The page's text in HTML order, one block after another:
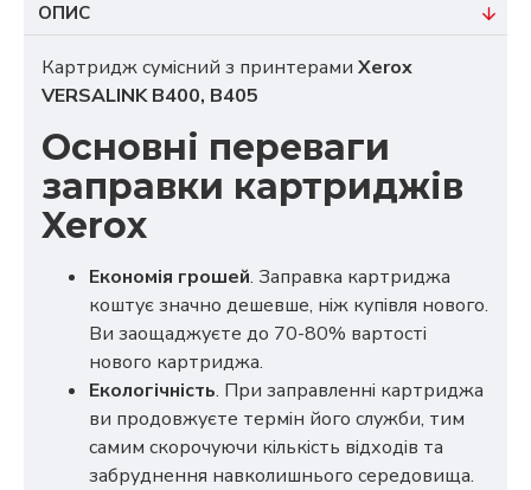
ОПИС
Картридж сумісний з принтерами Xerox
VERSALINK B400, B405
Основні переваги
заправки картриджів
Xerox
Економія грошей. Заправка картриджа
коштує значно дешевше, ніж купівля нового.
Ви заощаджуєте до 70-80% вартості
нового картриджа.
Екологічність. При заправленні картриджа
ви продовжуєте термін його служби, тим
самим скорочуючи кількість відходів та
забруднення навколишнього середовища.